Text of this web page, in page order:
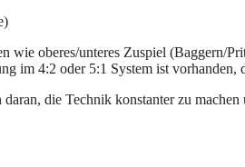
wie oberes/unteres Zuspiel (Baggern/
im 4:2 oder 5:1 System ist
die Technik konstanter zu